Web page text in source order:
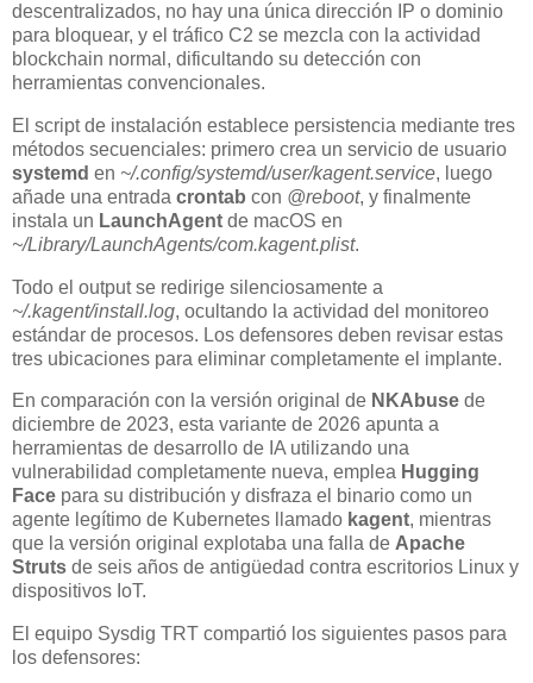
descentralizados, no hay una única dirección IP o dominio
para bloquear, y el tráfico C2 se mezcla con la actividad
blockchain normal, dificultando su detección con
herramientas convencionales.
El script de instalación establece persistencia mediante tres
métodos secuenciales: primero crea un servicio de usuario
systemd en ~/.config/systemd/user/kagent.service, luego
añade una entrada crontab con @reboot, y finalmente
instala un LaunchAgent de macOS en
~/Library/LaunchAgents/com.kagent.plist.
Todo el output se redirige silenciosamente a
~/.kagent/install.log, ocultando la actividad del monitoreo
estándar de procesos. Los defensores deben revisar estas
tres ubicaciones para eliminar completamente el implante.
En comparación con la versión original de NKAbuse de
diciembre de 2023, esta variante de 2026 apunta a
herramientas de desarrollo de IA utilizando una
vulnerabilidad completamente nueva, emplea Hugging
Face para su distribución y disfraza el binario como un
agente legítimo de Kubernetes llamado kagent, mientras
que la versión original explotaba una falla de Apache
Struts de seis años de antigüedad contra escritorios Linux y
dispositivos IoT.
El equipo Sysdig TRT compartió los siguientes pasos para
los defensores: